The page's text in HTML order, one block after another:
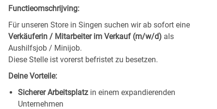
Functieomschrijving:
Für unseren Store in Singen suchen wir ab sofort eine
Verkäuferin / Mitarbeiter im Verkauf (m/w/d) als
Aushilfsjob / Minijob.
Diese Stelle ist vorerst befristet zu besetzen.
Deine Vorteile:
Sicherer Arbeitsplatz in einem expandierenden
Unternehmen